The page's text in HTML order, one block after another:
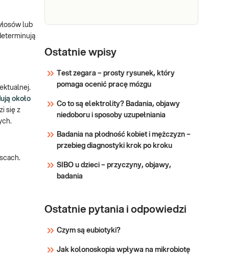
lub
około
się z
pokwitania.
aneuploidie XY, płeć, delecje,
przesiewowy, test prenatalny, NIPT
(ang. Non-Invasive Prenatal Test)
Sprawdź
Ostatnie wpisy
Test zegara – prosty rysunek, który
pomaga ocenić pracę mózgu
Co to są elektrolity? Badania, objawy
niedoboru i sposoby uzupełniania
Badania na płodność kobiet i mężczyzn –
przebieg diagnostyki krok po kroku
SIBO u dzieci – przyczyny, objawy,
badania
Ostatnie pytania i odpowiedzi
Czym są eubiotyki?
Jak kolonoskopia wpływa na mikrobiotę